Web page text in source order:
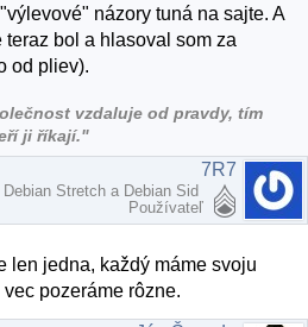
názory tuná na sajte. A
bol a hlasoval som za
od pliev).
vzdaluje od pravdy, tím
ji říkají."
7R7
Debian Stretch a Debian Sid
Používateľ
len jedna, každý máme svoju
pozeráme rôzne.